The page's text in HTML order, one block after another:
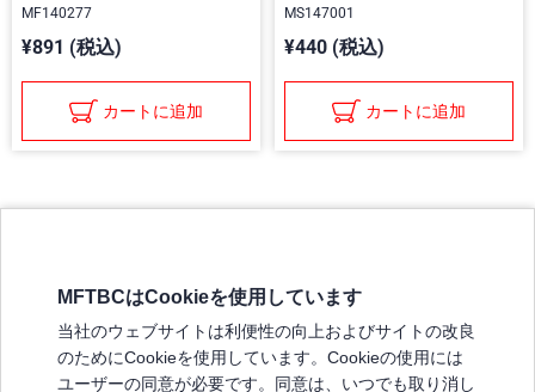
MF140277
¥891 (税込)
カートに追加
MS147001
¥440 (税込)
カートに追加
弊社の製品について
販売店リスト
MFTBCはCookieを使用しています
当社のウェブサイトは利便性の向上およびサイトの改良
のためにCookieを使用しています。Cookieの使用には
ユーザーの同意が必要です。同意は、いつでも取り消し